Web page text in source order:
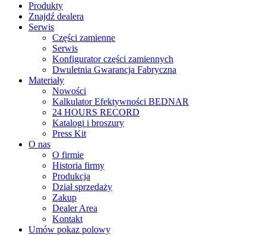
Produkty
Znajdź dealera
Serwis
Części zamienne
Serwis
Konfigurator części zamiennych
Dwuletnia Gwarancja Fabryczna
Materiały
Nowości
Kalkulator Efektywności BEDNAR
24 HOURS RECORD
Katalogi i broszury
Press Kit
O nas
O firmie
Historia firmy
Produkcja
Dział sprzedaży
Zakup
Dealer Area
Kontakt
Umów pokaz polowy